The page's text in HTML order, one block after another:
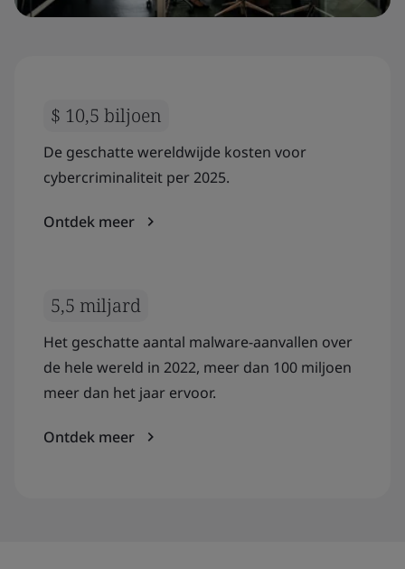
$ 10,5 biljoen
De geschatte wereldwijde kosten voor
cybercriminaliteit per 2025.
Ontdek meer
5,5 miljard
Het geschatte aantal malware-aanvallen over
de hele wereld in 2022, meer dan 100 miljoen
meer dan het jaar ervoor.
Ontdek meer